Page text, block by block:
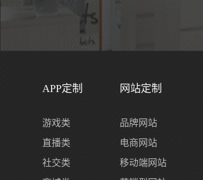
APP定制
游戏类
直播类
社交类
网站定制
品牌网站
电商网站
移动端网站